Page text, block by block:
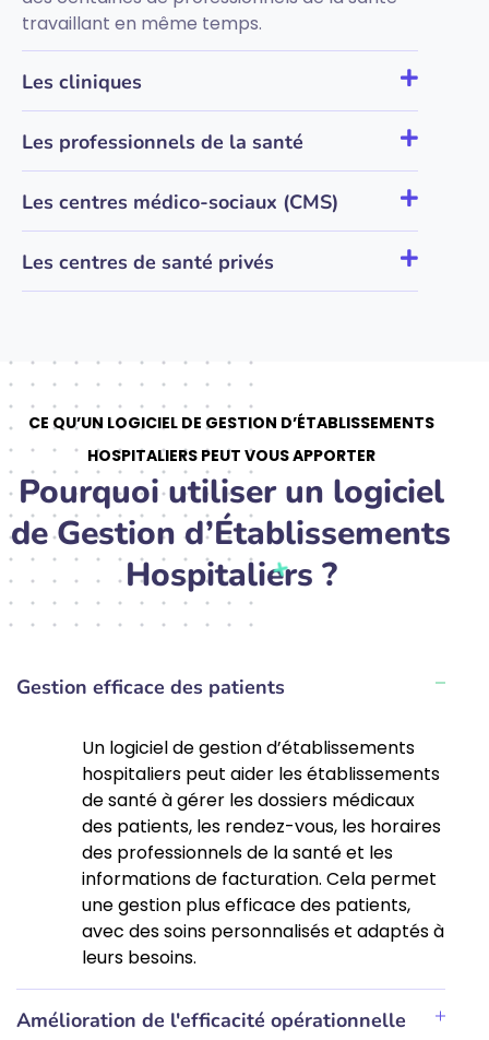
travaillant en même temps.
Les cliniques
Les professionnels de la santé
Les centres médico-sociaux (CMS)
Les centres de santé privés
CE QU’UN LOGICIEL DE GESTION D’ÉTABLISSEMENTS
HOSPITALIERS PEUT VOUS APPORTER
Pourquoi utiliser un logiciel
de Gestion d’Établissements
Hospitaliers ?
Gestion efficace des patients
Un logiciel de gestion d’établissements
hospitaliers peut aider les établissements
de santé à gérer les dossiers médicaux
des patients, les rendez-vous, les horaires
des professionnels de la santé et les
informations de facturation. Cela permet
une gestion plus efficace des patients,
avec des soins personnalisés et adaptés à
leurs besoins.
Amélioration de l'efficacité opérationnelle